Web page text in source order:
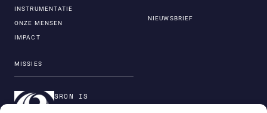
INSTRUMENTATIE
ONZE MENSEN
IMPACT
MISSIES
NIEUWSBRIEF
SRON IS